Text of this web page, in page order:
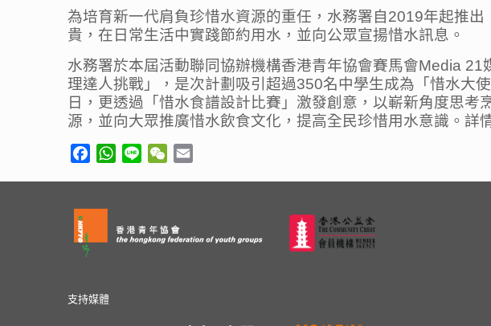
為培育新一代肩負珍惜水資源的重任，水務署自2019年起推
貴，在日常生活中實踐節約用水，並向公眾宣揚惜水訊息。
水務署於本屆活動聯同協辦機構香港青年協會賽馬會Media
理達人挑戰」，是次計劃吸引超過350名中學生成為「惜水大
日，更透過「惜水食譜設計比賽」激發創意，以嶄新角度思
源，並向大眾推廣惜水飲食文化，提高全民珍惜用水意識。詳
FacebookWhatsApp
Line WeChat
支持媒體